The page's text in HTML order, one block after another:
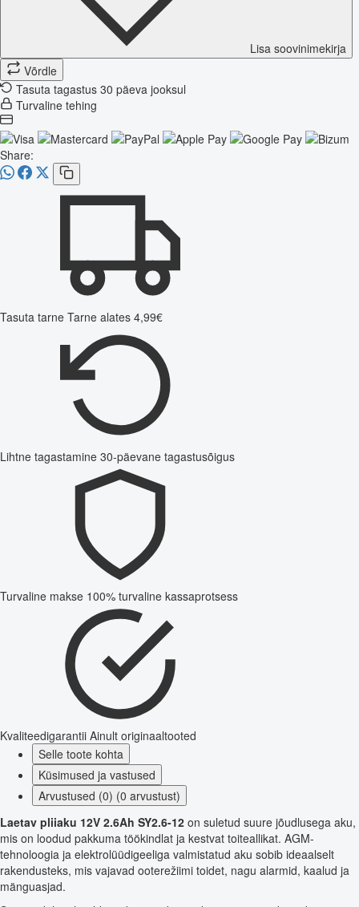
Lisa soovinimekirja
Võrdle
Tasuta tagastus 30 päeva jooksul
Turvaline tehing
Share:
Tasuta tarne Tarne alates 4,99€
Lihtne tagastamine 30-päevane tagastusõigus
Turvaline makse 100% turvaline kassaprotsess
Kvaliteedigarantii Ainult originaaltooted
Selle toote kohta
Küsimused ja vastused
Arvustused (0) (0 arvustust)
Laetav pliiaku 12V 2.6Ah SY2.6-12 on suletud suure jõudlusega aku,
mis on loodud pakkuma töökindlat ja kestvat toiteallikat. AGM-
tehnoloogia ja elektrolüüdigeeliga valmistatud aku sobib ideaalselt
rakendusteks, mis vajavad ooterežiimi toidet, nagu alarmid, kaalud ja
mänguasjad.